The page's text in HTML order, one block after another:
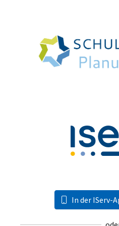
In der IServ-